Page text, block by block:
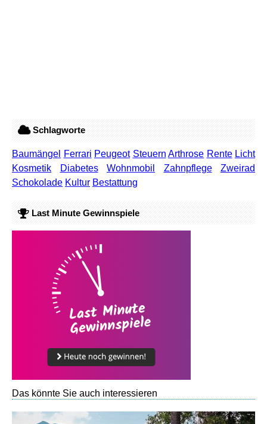
Schlagworte
Baumängel Ferrari Peugeot Steuern Arthrose Rente Licht
Kosmetik
Diabetes Wohnmobil Zahnpflege
Zweirad
Schokolade Kultur Bestattung
Last Minute Gewinnspiele
Das könnte Sie auch interessieren